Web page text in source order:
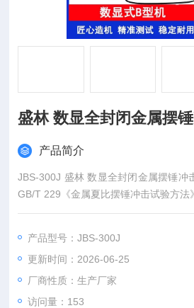
盛林 数显全封闭金属摆
产品简介
JBS-300J 盛林 数显全封闭金属摆锤冲
GB/T 229《金属夏比摆锤冲击试验方法
摆、触屏数显采集冲击吸收功的力学检
转变性能，判断材料抗冲击断裂能力。
产品型号：JBS-300J
更新时间：2026-06-25
厂商性质：生产厂家
访问量：153